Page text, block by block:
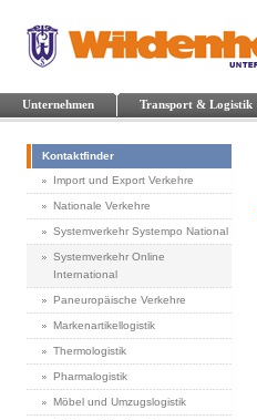
Unternehmen Transport & Logistik
Kontaktfinder
Import und Export Verkehre
Nationale Verkehre
Systemverkehr Systempo National
Systemverkehr Online
International
Paneuropäische Verkehre
Markenartikellogistik
Thermologistik
Pharmalogistik
Möbel und Umzugslogistik